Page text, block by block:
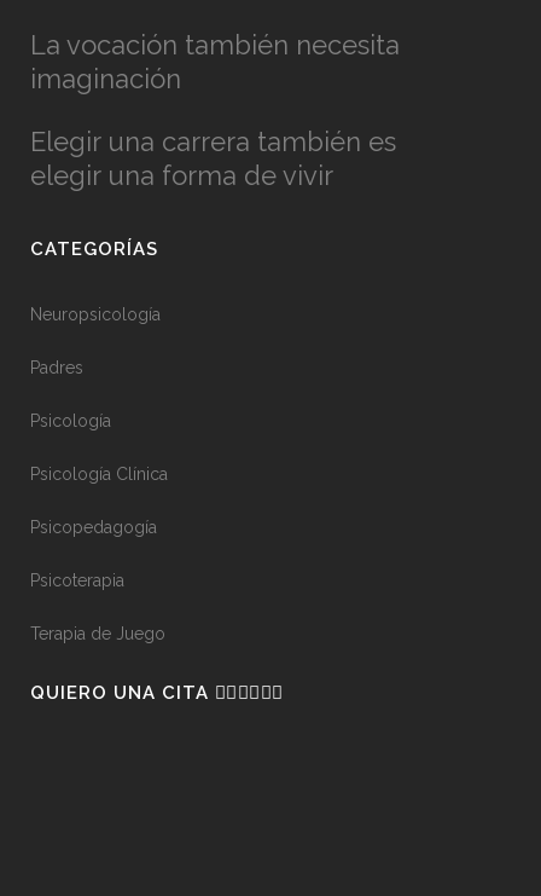
La vocación también necesita
imaginación
Elegir una carrera también es
elegir una forma de vivir
CATEGORÍAS
Neuropsicología
Padres
Psicología
Psicología Clínica
Psicopedagogía
Psicoterapia
Terapia de Juego
QUIERO UNA CITA 👇🏼👇🏼👇🏼